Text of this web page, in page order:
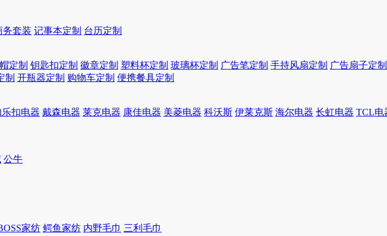
务套装 记事本定制 台历定制
定制 钥匙扣定制 徽章定制 塑料杯定制 玻璃杯定制 广告笔定制 手持风扇定制 广告扇子定制
制 开瓶器定制 购物车定制 便携餐具定制
乐扣电器 戴森电器 莱克电器 康佳电器 美菱电器 科沃斯 伊莱克斯 海尔电器 长虹电器 TCL电
公牛
家纺 鳄鱼家纺 内野毛巾 三利毛巾